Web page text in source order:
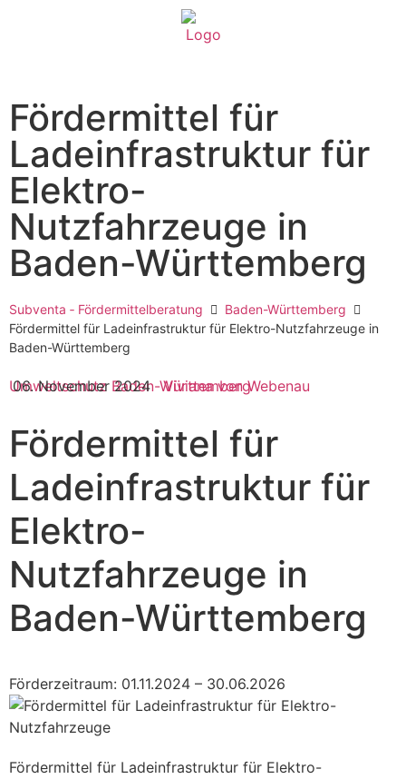
Fördermittel für
Ladeinfrastruktur für
Elektro-
Nutzfahrzeuge in
Baden-Württemberg
Subventa ‐ Fördermittelberatung
Baden-Württemberg
Fördermittel für Ladeinfrastruktur für Elektro-Nutzfahrzeuge in
Baden-Württemberg
Umweltschutz Baden-Württemberg
06. November 2024 Viviana von Webenau
Fördermittel für
Ladeinfrastruktur für
Elektro-
Nutzfahrzeuge in
Baden-Württemberg
Förderzeitraum: 01.11.2024 – 30.06.2026
Fördermittel für Ladeinfrastruktur für Elektro-